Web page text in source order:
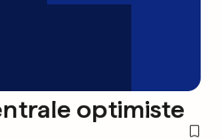
optimiste